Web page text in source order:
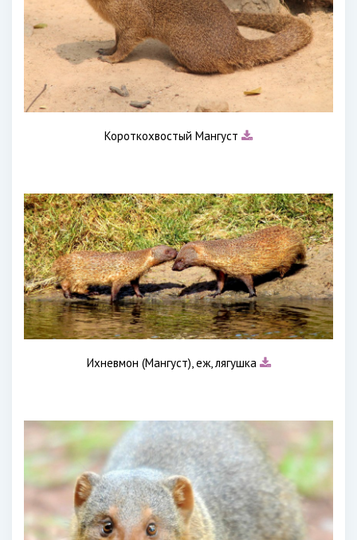
Короткохвостый Мангуст
Ихневмон (Мангуст), еж, лягушка